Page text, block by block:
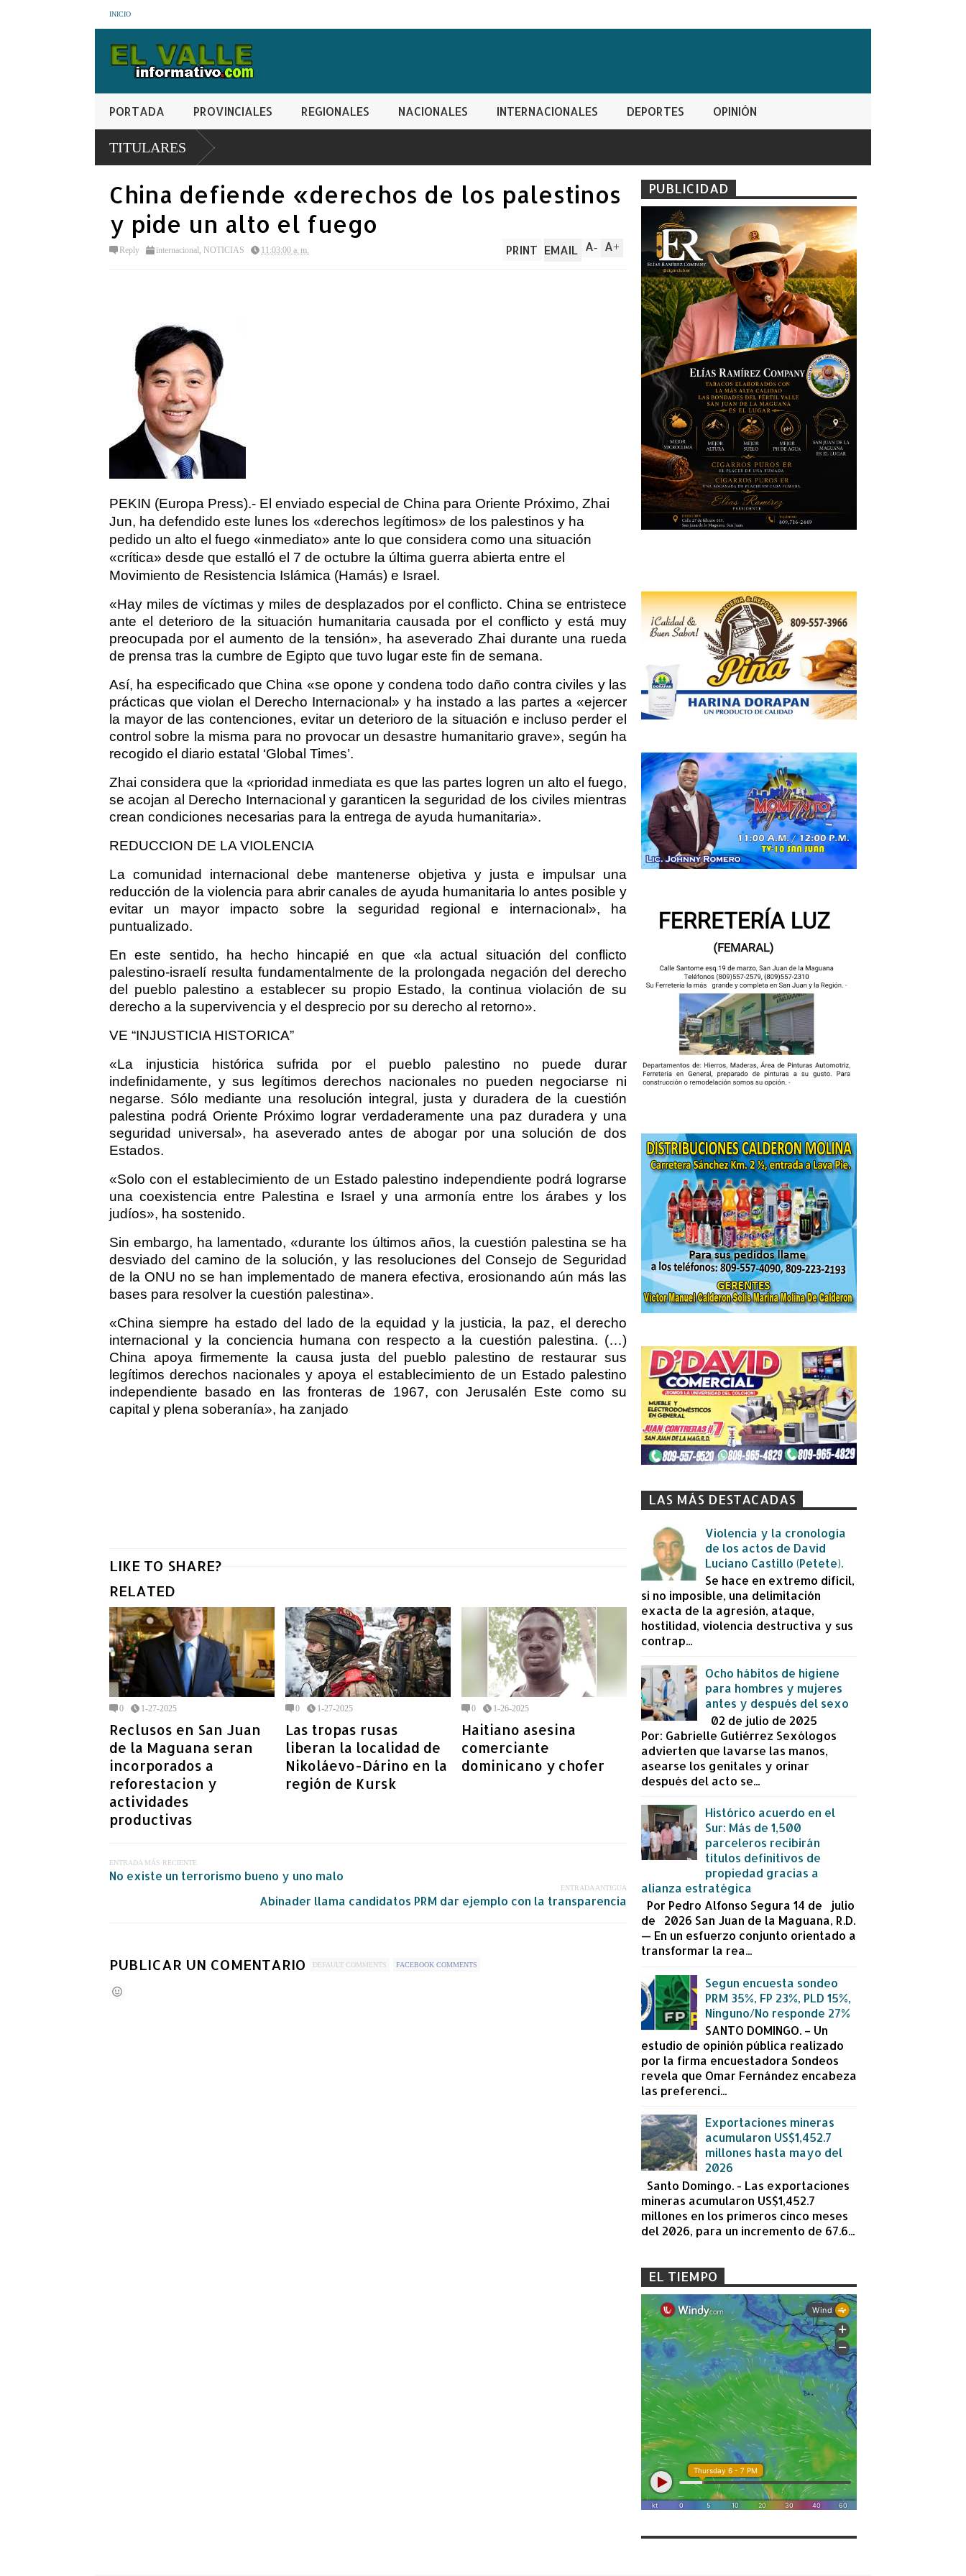
INICIO
PORTADA PROVINCIALES REGIONALES NACIONALES INTERNACIONALES DEPORTES OPINIÓN
TITULARES
China defiende «derechos de los palestinos
y pide un alto el fuego
Reply internacional, NOTICIAS 11:03:00 a. m. A+
A-
PRINT EMAIL
PEKIN (Europa Press).- El enviado especial de China para Oriente Próximo, Zhai
Jun, ha defendido este lunes los «derechos legítimos» de los palestinos y ha
pedido un alto el fuego «inmediato» ante lo que considera como una situación
«crítica» desde que estalló el 7 de octubre la última guerra abierta entre el
Movimiento de Resistencia Islámica (Hamás) e Israel.
«Hay miles de víctimas y miles de desplazados por el conflicto. China se entristece
ante el deterioro de la situación humanitaria causada por el conflicto y está muy
preocupada por el aumento de la tensión», ha aseverado Zhai durante una rueda
de prensa tras la cumbre de Egipto que tuvo lugar este fin de semana.
Así, ha especificado que China «se opone y condena todo daño contra civiles y las
prácticas que violan el Derecho Internacional» y ha instado a las partes a «ejercer
la mayor de las contenciones, evitar un deterioro de la situación e incluso perder el
control sobre la misma para no provocar un desastre humanitario grave», según ha
recogido el diario estatal ‘Global Times’.
Zhai considera que la «prioridad inmediata es que las partes logren un alto el fuego,
se acojan al Derecho Internacional y garanticen la seguridad de los civiles mientras
crean condiciones necesarias para la entrega de ayuda humanitaria».
REDUCCION DE LA VIOLENCIA
La comunidad internacional debe mantenerse objetiva y justa e impulsar una
reducción de la violencia para abrir canales de ayuda humanitaria lo antes posible y
evitar un mayor impacto sobre la seguridad regional e internacional», ha
puntualizado.
En este sentido, ha hecho hincapié en que «la actual situación del conflicto
palestino-israelí resulta fundamentalmente de la prolongada negación del derecho
del pueblo palestino a establecer su propio Estado, la continua violación de su
derecho a la supervivencia y el desprecio por su derecho al retorno».
VE “INJUSTICIA HISTORICA”
«La injusticia histórica sufrida por el pueblo palestino no puede durar
indefinidamente, y sus legítimos derechos nacionales no pueden negociarse ni
negarse. Sólo mediante una resolución integral, justa y duradera de la cuestión
palestina podrá Oriente Próximo lograr verdaderamente una paz duradera y una
seguridad universal», ha aseverado antes de abogar por una solución de dos
Estados.
«Solo con el establecimiento de un Estado palestino independiente podrá lograrse
una coexistencia entre Palestina e Israel y una armonía entre los árabes y los
judíos», ha sostenido.
Sin embargo, ha lamentado, «durante los últimos años, la cuestión palestina se ha
desviado del camino de la solución, y las resoluciones del Consejo de Seguridad
de la ONU no se han implementado de manera efectiva, erosionando aún más las
bases para resolver la cuestión palestina».
«China siempre ha estado del lado de la equidad y la justicia, la paz, el derecho
internacional y la conciencia humana con respecto a la cuestión palestina. (…)
China apoya firmemente la causa justa del pueblo palestino de restaurar sus
legítimos derechos nacionales y apoya el establecimiento de un Estado palestino
independiente basado en las fronteras de 1967, con Jerusalén Este como su
capital y plena soberanía», ha zanjado
LIKE TO SHARE?
RELATED
0 1-27-2025
Reclusos en San Juan
de la Maguana seran
incorporados a
reforestacion y
actividades
productivas
0 1-27-2025
Las tropas rusas
liberan la localidad de
Nikoláevo-Dárino en la
región de Kursk
0 1-26-2025
Haitiano asesina
comerciante
dominicano y chofer
ENTRADA MÁS RECIENTE
No existe un terrorismo bueno y uno malo
ENTRADA ANTIGUA
Abinader llama candidatos PRM dar ejemplo con la transparencia
PUBLICAR UN COMENTARIO DEFAULT COMMENTS FACEBOOK COMMENTS
PUBLICIDAD
LAS MÁS DESTACADAS
Violencia y la cronología
de los actos de David
Luciano Castillo (Petete).
Se hace en extremo difícil,
si no imposible, una delimitación
exacta de la agresión, ataque,
hostilidad, violencia destructiva y sus
contrap...
Ocho hábitos de higiene
para hombres y mujeres
antes y después del sexo
02 de julio de 2025
Por: Gabrielle Gutiérrez Sexólogos
advierten que lavarse las manos,
asearse los genitales y orinar
después del acto se...
Histórico acuerdo en el
Sur: Más de 1,500
parceleros recibirán
títulos definitivos de
propiedad gracias a
alianza estratégica
Por Pedro Alfonso Segura 14 de julio
de 2026 San Juan de la Maguana, R.D.
— En un esfuerzo conjunto orientado a
transformar la rea...
Segun encuesta sondeo
PRM 35%, FP 23%, PLD 15%,
Ninguno/No responde 27%
SANTO DOMINGO. – Un
estudio de opinión pública realizado
por la firma encuestadora Sondeos
revela que Omar Fernández encabeza
las preferenci...
Exportaciones mineras
acumularon US$1,452.7
millones hasta mayo del
2026
Santo Domingo. - Las exportaciones
mineras acumularon US$1,452.7
millones en los primeros cinco meses
del 2026, para un incremento de 67.6...
EL TIEMPO